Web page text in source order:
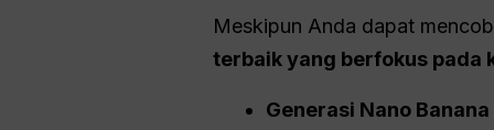
Meskipun Anda dapat
terbaik yang berfokus pada
Generasi Nano